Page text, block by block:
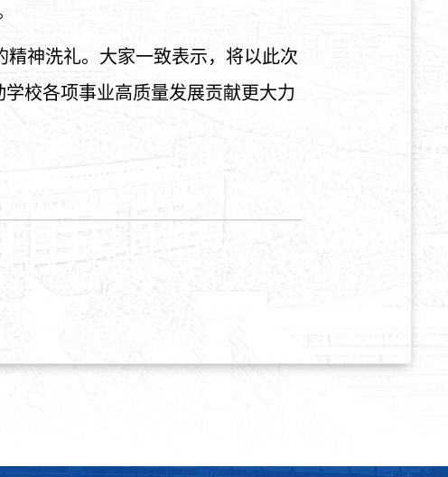
神洗礼。大家一致表示，将以此次
校各项事业高质量发展贡献更大力